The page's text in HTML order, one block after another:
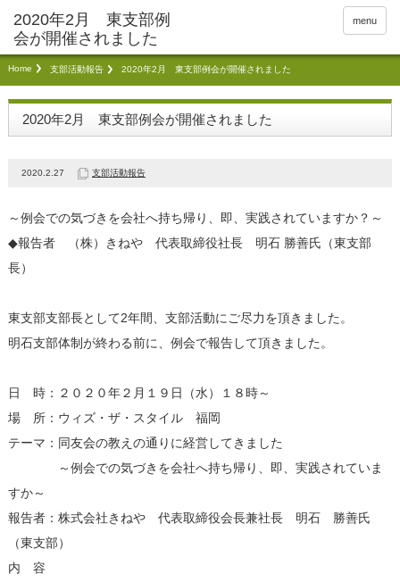
menu
Home 支部活動報告 2020年2月 東支部例会が開催されました
2020年2月 東支部例会が開催されました
2020.2.27 支部活動報告
～例会での気づきを会社へ持ち帰り、即、実践されていますか？～
◆報告者 （株）きねや 代表取締役社長 明石 勝善氏（東支部
長）
東支部支部長として2年間、支部活動にご尽力を頂きました。
明石支部体制が終わる前に、例会で報告して頂きました。
日 時：２０２０年２月１９日（水）１８時～
場 所：ウィズ・ザ・スタイル 福岡
テーマ：同友会の教えの通りに経営してきました
～例会での気づきを会社へ持ち帰り、即、実践されていま
すか～
報告者：株式会社きねや 代表取締役会長兼社長 明石 勝善氏
（東支部）
内 容